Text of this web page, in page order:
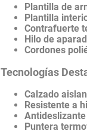
Plantilla de
Plantilla
Contrafuerte
Hilo de
Cordones
Tecnologías
Calzado
Resistente a
Antideslizante
Puntera